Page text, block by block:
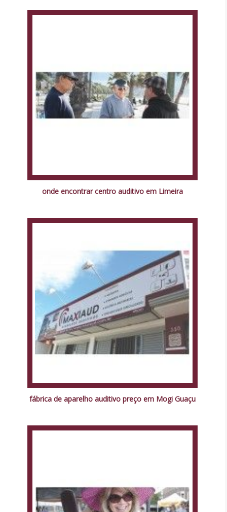
onde encontrar centro auditivo em Limeira
fábrica de aparelho auditivo preço em Mogi Guaçu